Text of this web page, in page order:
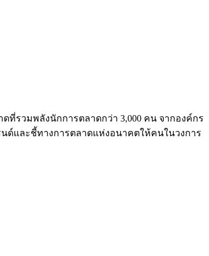
ดที่รวมพลังนักการตลาดกว่า 3,000 คน จากองค์กร
นด์และชี้ทางการตลาดแห่งอนาคตให้คนในวงการ